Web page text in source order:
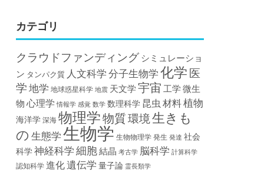
カテゴリ
クラウドファンディングシミュレーショ
ン タンパク質 人文科学分子生物学化学医
学地学 地球惑星科学 地震 天文学 宇宙 工学 微生
物 心理学 情報学 感覚 数学 数理科学 昆虫材料植物
海洋学深海物理学物質環境生きも
の 生態学生物学 生物物理学発生 発達 社会
科学神経科学細胞結晶 考古学 脳科学 計算科学
認知科学進化遺伝学 量子論 霊長類学